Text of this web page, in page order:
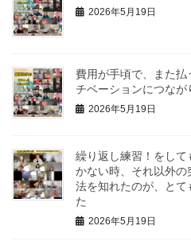
2026年5月19日
費用が手頃で、また払
チベーションにつなが
2026年5月19日
繰り返し練習！をして
かない時、それ以外の
法を知れたのが、とて
た
2026年5月19日